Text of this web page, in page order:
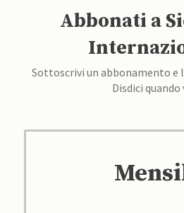
Abbonati a
Sottoscrivi un abbonamento
Disdici quando